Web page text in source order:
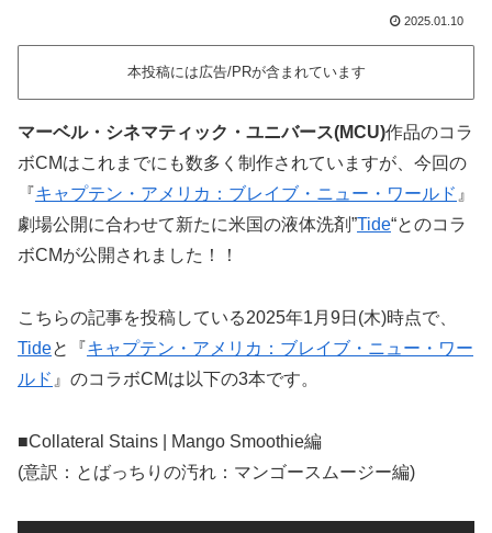
2025.01.10
本投稿には広告/PRが含まれています
マーベル・シネマティック・ユニバース(MCU)作品のコラ
ボCMはこれまでにも数多く制作されていますが、今回の
『キャプテン・アメリカ：ブレイブ・ニュー・ワールド 』
劇場公開に合わせて新たに米国の液体洗剤”Tide“とのコラ
ボCMが公開されました！！
こちらの記事を投稿している2025年1月9日(木)時点で、
Tideと『キャプテン・アメリカ：ブレイブ・ニュー・ワー
ルド 』のコラボCMは以下の3本です。
■Collateral Stains | Mango Smoothie編
(意訳：とばっちりの汚れ：マンゴースムージー編)